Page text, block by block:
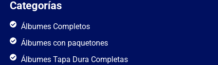
Categorías
Álbumes Completos
Álbumes con paquetones
Álbumes Tapa Dura Completas